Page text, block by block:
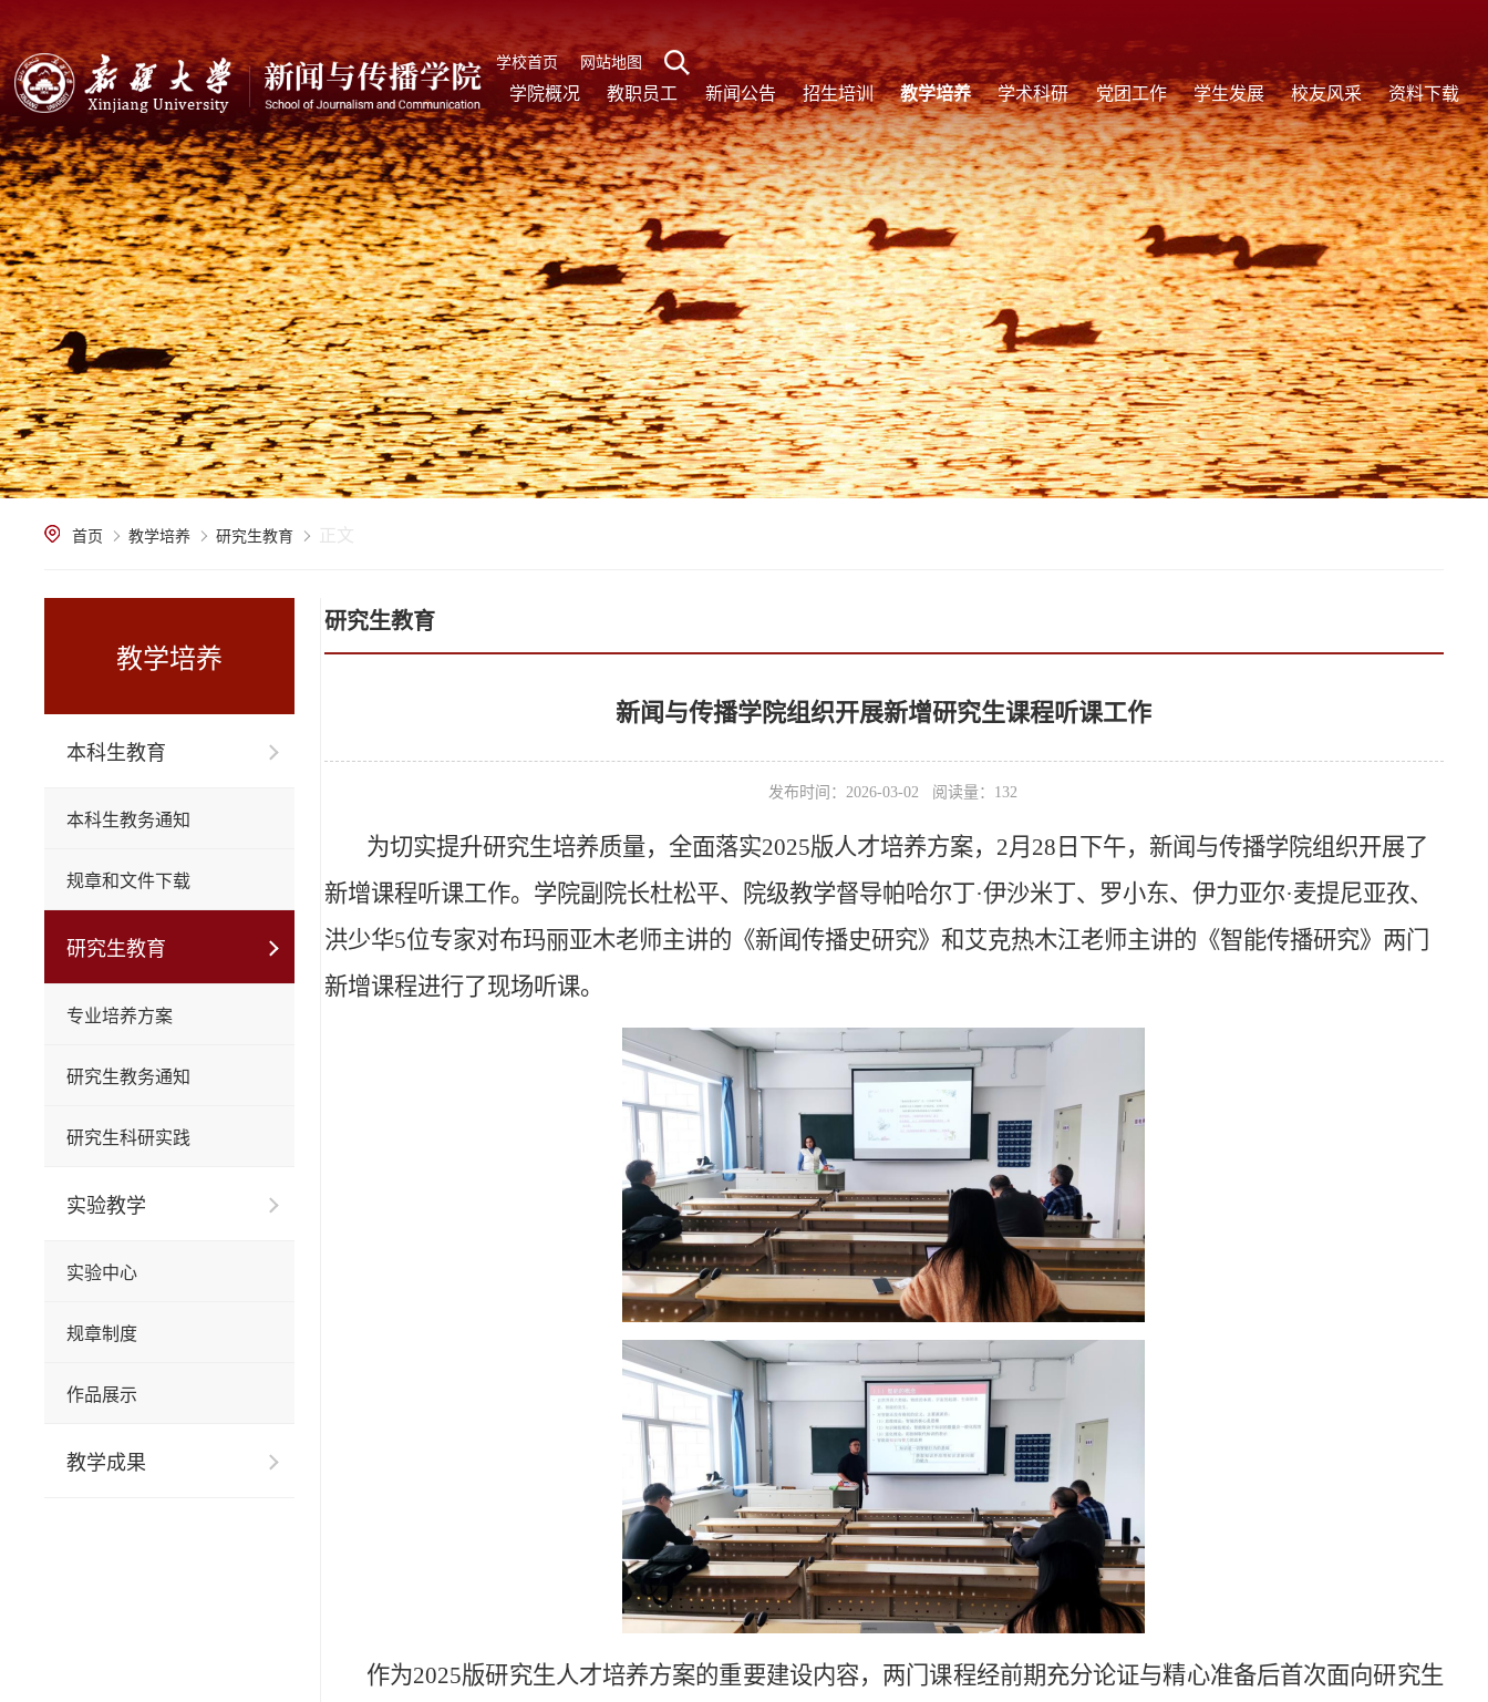
网站地图
学校首页
学院概况 教职员工 新闻公告 招生培训 教学培养 学术科研 党团工作 学生发展 校友风采 资料下载
首页 教学培养 研究生教育 正文
教学培养
本科生教育
本科生教务通知
规章和文件下载
研究生教育
专业培养方案
研究生教务通知
研究生科研实践
实验教学
实验中心
规章制度
作品展示
教学成果
研究生教育
新闻与传播学院组织开展新增研究生课程听课工作
发布时间：2026-03-02 阅读量： 132
为切实提升研究生培养质量，全面落实2025版人才培养方案，2月28日下午，新闻与传播学院组织开展了
新增课程听课工作。学院副院长杜松平、院级教学督导帕哈尔丁·伊沙米丁、 罗小东、伊力亚尔·麦提尼亚孜、
洪少华5位专家对布玛丽亚木老师主讲的《新闻传播史研究》和艾克热木江老师主讲的《智能传播研究》两门
新增课程进行了现场听课。
作为2025版研究生人才培养方案的重要建设内容，两门课程经前期充分论证与精心准备后首次面向研究生